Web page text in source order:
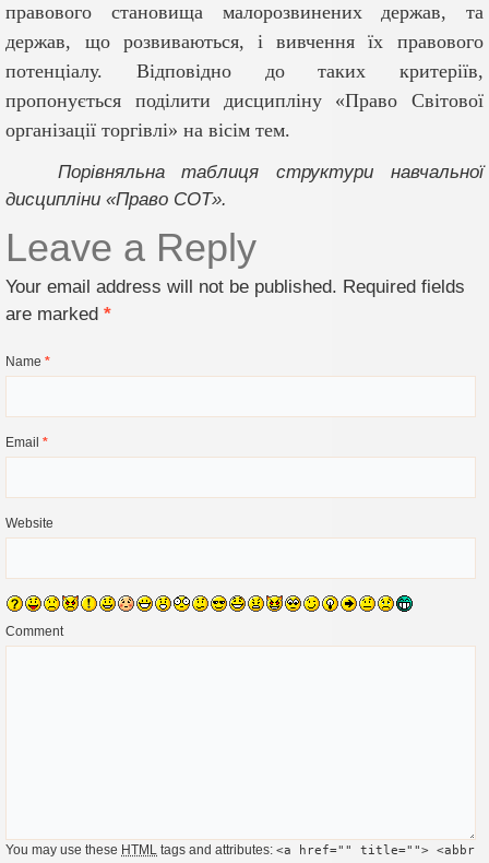
правового становища малорозвинених держав, та
держав, що розвиваються, і вивчення їх правового
потенціалу. Відповідно до таких критеріїв,
пропонується поділити дисципліну «Право Світової
організації торгівлі» на вісім тем.
Порівняльна таблиця структури навчальної
дисципліни «Право СОТ».
Leave a Reply
Your email address will not be published. Required fields
are marked*
Name*
Email*
Website
Comment
You may use these HTML tags and attributes:<a href="" title=""> <abbr